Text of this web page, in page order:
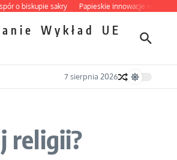
biskupie sakry Papieskie innowacje w tradycyjnym
Wykład
UE
7 sierpnia 2026
religii?